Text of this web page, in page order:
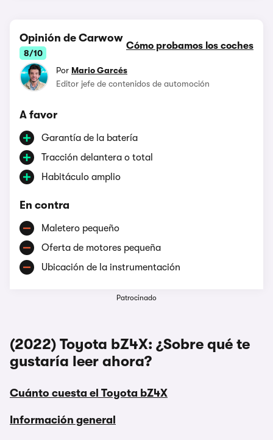
Opinión de Carwow
8/10
Cómo probamos los coches
Por Mario Garcés
Editor jefe de contenidos de automoción
A favor
Garantía de la batería
Tracción delantera o total
Habitáculo amplio
En contra
Maletero pequeño
Oferta de motores pequeña
Ubicación de la instrumentación
Patrocinado
(2022) Toyota bZ4X: ¿Sobre qué te
gustaría leer ahora?
Cuánto cuesta el Toyota bZ4X
Información general